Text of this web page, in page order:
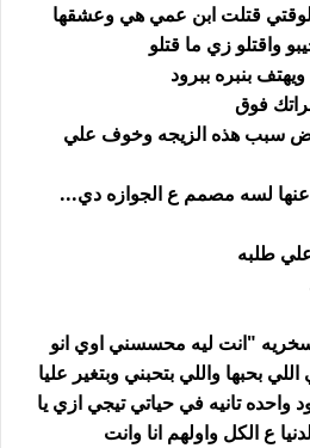
قتلت ابن عمي هي وعشقها
واقتلو زي ما قتلو
بنبره ببرود
فوق
سبب هذه الزيجه وخوف علي
عنها لسه مصمم ع الجوازه دي...
طلبه
"انت ليه محسسني اوي انو
بحبها واللي بتحبني وبتغير عليا
واحده تانيه في حياتي تيجي ازي يا
ع الكل واولهم انا وانت